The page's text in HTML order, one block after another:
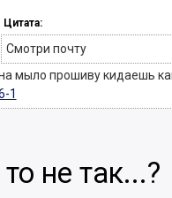
Цитата:
Cмотри почту
мыло прошиву кидаешь
1
не так...?